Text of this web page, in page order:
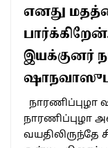
எனது
பார்க்கிறேன்.
இயக்குனர்
நாரணிப்புழா
வயதிலிருந்தே